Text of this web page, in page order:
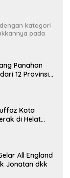
kategori
pada
Panahan
12 Provinsi
Kota
di Helat
All England
Jonatan dkk